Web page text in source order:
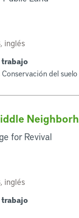
inglés
del suelo
for Revival
inglés